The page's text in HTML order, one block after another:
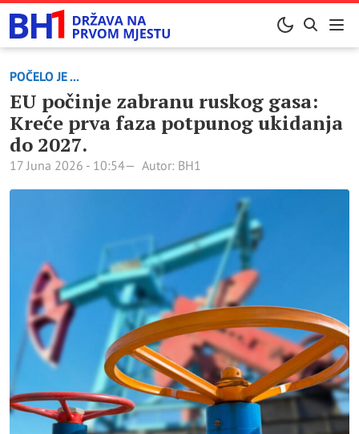
POČELO JE ...
EU počinje zabranu ruskog gasa:
Kreće prva faza potpunog ukidanja
do 2027.
17 Juna 2026 - 10:54 Autor: BH1